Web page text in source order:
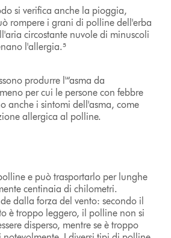
si verifica anche la pioggia,
rompere i grani di polline dell'erba
circostante nuvole di minuscoli
l'allergia.⁵
produrre l'“asma da
per cui le persone con febbre
anche i sintomi dell'asma, come
allergica al polline.
e può trasportarlo per lunghe
centinaia di chilometri.
dalla forza del vento: secondo il
è troppo leggero, il polline non si
disperso, mentre se è troppo